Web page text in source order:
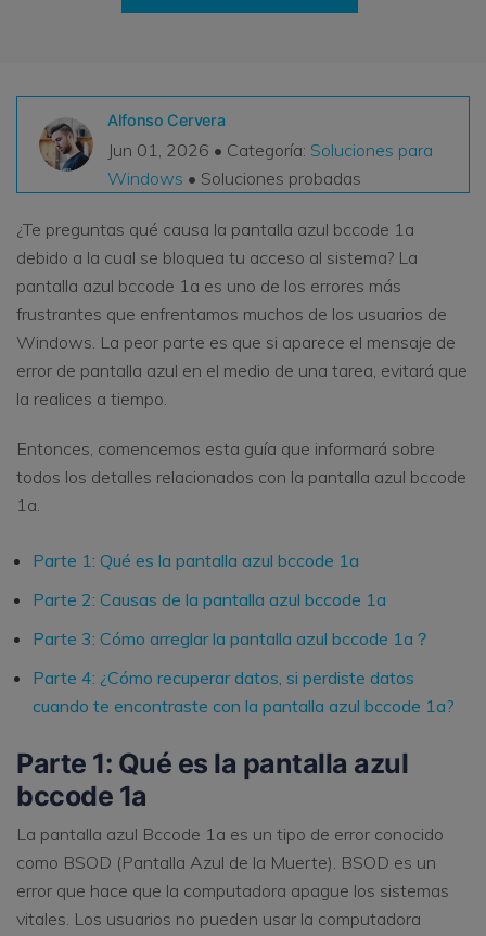
Recupera datos perdidos/eliminados gratis
Pruébalo Gratis
Otros Productos
Repairit - Reparar Datos
UBackit - Respaldar Datos
Alfonso Cervera
Jun 01, 2026 • Categoría: Soluciones para
Windows • Soluciones probadas
¿Te preguntas qué causa la pantalla azul bccode 1a
debido a la cual se bloquea tu acceso al sistema? La
pantalla azul bccode 1a es uno de los errores más
frustrantes que enfrentamos muchos de los usuarios de
Windows. La peor parte es que si aparece el mensaje de
error de pantalla azul en el medio de una tarea, evitará que
la realices a tiempo.
Entonces, comencemos esta guía que informará sobre
todos los detalles relacionados con la pantalla azul bccode
1a.
Parte 1: Qué es la pantalla azul bccode 1a
Parte 2: Causas de la pantalla azul bccode 1a
Parte 3: Cómo arreglar la pantalla azul bccode 1a？
Parte 4: ¿Cómo recuperar datos, si perdiste datos
cuando te encontraste con la pantalla azul bccode 1a?
Parte 1: Qué es la pantalla azul
bccode 1a
La pantalla azul Bccode 1a es un tipo de error conocido
como BSOD (Pantalla Azul de la Muerte). BSOD es un
error que hace que la computadora apague los sistemas
vitales. Los usuarios no pueden usar la computadora